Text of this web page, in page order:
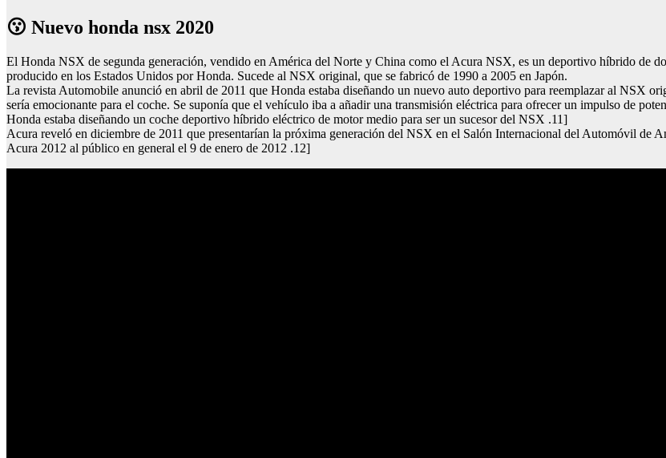
😗 Nuevo honda nsx 2020
El Honda NSX de segunda generación, vendido en América del Norte y China como el Acura NSX, es un deportivo híbrido de
producido en los Estados Unidos por Honda. Sucede al NSX original, que se fabricó de 1990 a 2005 en Japón.
La revista Automobile anunció en abril de 2011 que Honda estaba diseñando un nuevo auto deportivo para reemplazar al NSX
sería emocionante para el coche. Se suponía que el vehículo iba a añadir una transmisión eléctrica para ofrecer un impulso de
Honda estaba diseñando un coche deportivo híbrido eléctrico de motor medio para ser un sucesor del NSX .11]
Acura reveló en diciembre de 2011 que presentarían la próxima generación del NSX en el Salón Internacional del Automóvil
Acura 2012 al público en general el 9 de enero de 2012 .12]